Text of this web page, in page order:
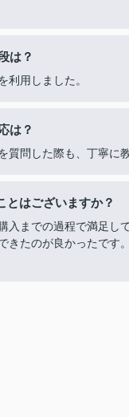
は？
利用しました。
は？
質問した際も、丁寧に
とはございますか？
入までの過程で満足し
きたのが良かったです。